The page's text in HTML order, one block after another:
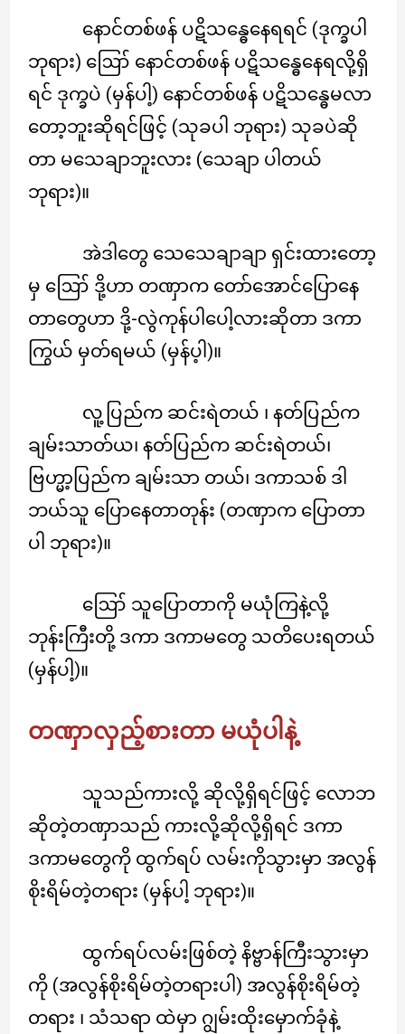
နောင်တစ်ဖန် ပဋိသန္ဓေနေရရင် (ဒုက္ခပါ
ဘုရား) ဪ နောင်တစ်ဖန် ပဋိသန္ဓေနေရလို့ရှိ
ရင် ဒုက္ခပဲ (မှန်ပါ့) နောင်တစ်ဖန် ပဋိသန္ဓေမလာ
တော့ဘူးဆိုရင်ဖြင့် (သုခပါ ဘုရား) သုခပဲဆို
တာ မသေချာဘူးလား (သေချာ ပါတယ်
ဘုရား)။
အဲဒါတွေ သေသေချာချာ ရှင်းထားတော့
မှ ဪ ဒို့ဟာ တဏှာက တော်အောင်ပြောနေ
တာတွေဟာ ဒို့-လွဲကုန်ပါပေါ့လားဆိုတာ ဒကာ
ကြွယ် မှတ်ရမယ် (မှန်ပ့ါ)။
လူ့ပြည်က ဆင်းရဲတယ် ၊ နတ်ပြည်က
ချမ်းသာတ်ယ၊ နတ်ပြည်က ဆင်းရဲတယ်၊
ဗြဟ္မာ့ပြည်က ချမ်းသာ တယ်၊ ဒကာသစ် ဒါ
ဘယ်သူ ပြောနေတာတုန်း (တဏှာက ပြောတာ
ပါ ဘုရား)။
ဪ သူပြောတာကို မယုံကြနဲ့လို့
ဘုန်းကြီးတို့ ဒကာ ဒကာမတွေ သတိပေးရတယ်
(မှန်ပါ့)။
တဏှာလှည့်စားတာ မယုံပါနဲ့
သူသည်ကားလို့ ဆိုလို့ရှိရင်ဖြင့် လောဘ
ဆိုတဲ့တဏှာသည် ကားလို့ဆိုလို့ရှိရင် ဒကာ
ဒကာမတွေကို ထွက်ရပ် လမ်းကိုသွားမှာ အလွန်
စိုးရိမ်တဲ့တရား (မှန်ပါ့ ဘုရား)။
ထွက်ရပ်လမ်းဖြစ်တဲ့ နိဗ္ဗာန်ကြီးသွားမှာ
ကို (အလွန်စိုးရိမ်တဲ့တရားပါ) အလွန်စိုးရိမ်တဲ့
တရား ၊ သံသရာ ထဲမှာ ဂျွမ်းထိုးမှောက်ခုံနဲ့